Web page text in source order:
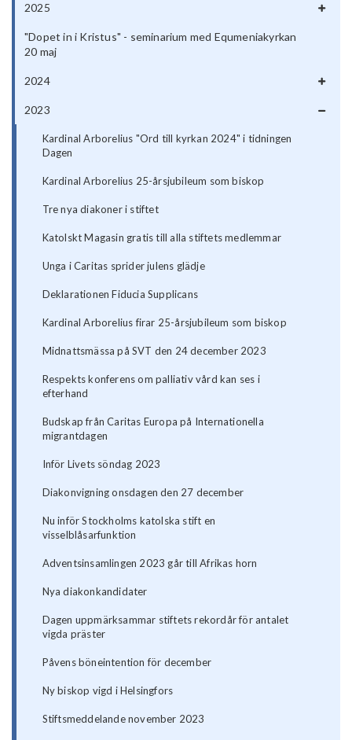
2025
"Dopet in i Kristus" - seminarium med Equmeniakyrkan
20 maj
2024
2023
Kardinal Arborelius "Ord till kyrkan 2024" i tidningen
Dagen
Kardinal Arborelius 25-årsjubileum som biskop
Tre nya diakoner i stiftet
Katolskt Magasin gratis till alla stiftets medlemmar
Unga i Caritas sprider julens glädje
Deklarationen Fiducia Supplicans
Kardinal Arborelius firar 25-årsjubileum som biskop
Midnattsmässa på SVT den 24 december 2023
Respekts konferens om palliativ vård kan ses i
efterhand
Budskap från Caritas Europa på Internationella
migrantdagen
Inför Livets söndag 2023
Diakonvigning onsdagen den 27 december
Nu inför Stockholms katolska stift en
visselblåsarfunktion
Adventsinsamlingen 2023 går till Afrikas horn
Nya diakonkandidater
Dagen uppmärksammar stiftets rekordår för antalet
vigda präster
Påvens böneintention för december
Ny biskop vigd i Helsingfors
Stiftsmeddelande november 2023